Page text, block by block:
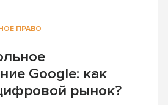
ПРАВО
Google: как
рынок?